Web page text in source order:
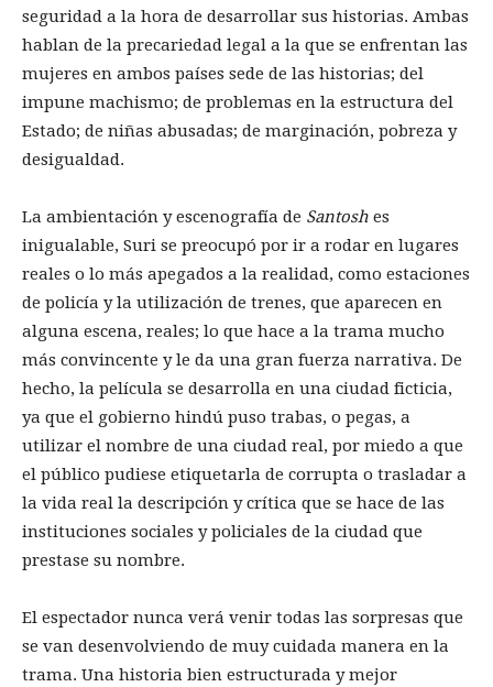
seguridad a la hora de desarrollar sus historias. Ambas
hablan de la precariedad legal a la que se enfrentan las
mujeres en ambos países sede de las historias; del
impune machismo; de problemas en la estructura del
Estado; de niñas abusadas; de marginación, pobreza y
desigualdad.
La ambientación y escenografía de Santosh es
inigualable, Suri se preocupó por ir a rodar en lugares
reales o lo más apegados a la realidad, como estaciones
de policía y la utilización de trenes, que aparecen en
alguna escena, reales; lo que hace a la trama mucho
más convincente y le da una gran fuerza narrativa. De
hecho, la película se desarrolla en una ciudad ficticia,
ya que el gobierno hindú puso trabas, o pegas, a
utilizar el nombre de una ciudad real, por miedo a que
el público pudiese etiquetarla de corrupta o trasladar a
la vida real la descripción y crítica que se hace de las
instituciones sociales y policiales de la ciudad que
prestase su nombre.
El espectador nunca verá venir todas las sorpresas que
se van desenvolviendo de muy cuidada manera en la
trama. Una historia bien estructurada y mejor